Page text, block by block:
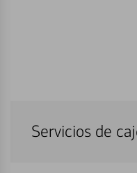
Servicios de